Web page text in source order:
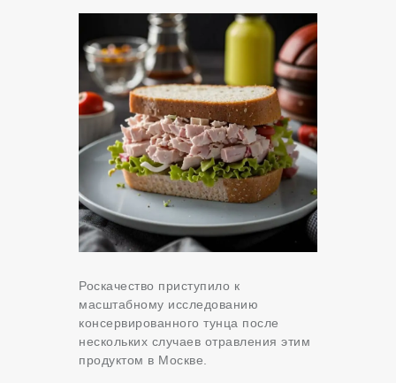
Роскачество приступило к
масштабному исследованию
консервированного тунца после
нескольких случаев отравления этим
продуктом в Москве.